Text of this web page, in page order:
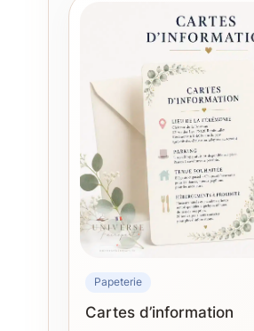
Papeterie
Cartes d’information